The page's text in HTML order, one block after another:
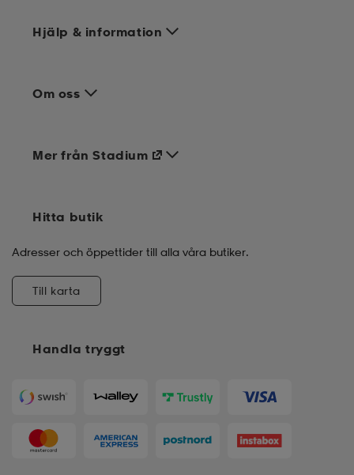
Hjälp & information
Om oss
Handla tryggt
Mer från Stadium
Hitta butik
Adresser och öppettider till alla våra butiker.
Till karta